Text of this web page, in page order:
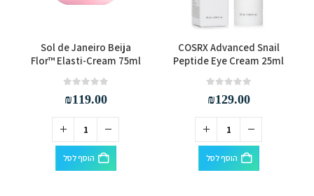
COSRX Advanced Snail
Peptide Eye Cream 25ml
₪129.00
הוסף לסל
Sol de Janeiro Beija
Flor™ Elasti-Cream 75ml
₪119.00
הוסף לסל